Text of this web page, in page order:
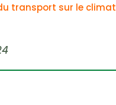
transport sur le climat